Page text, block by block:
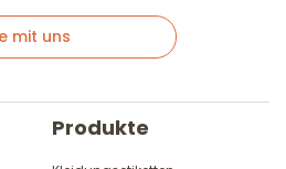
uns
Produkte